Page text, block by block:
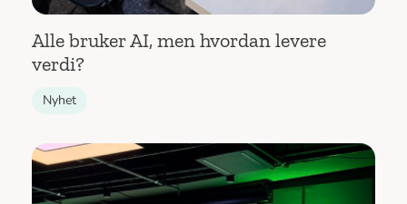
Alle bruker AI, men hvordan levere
verdi?
Nyhet